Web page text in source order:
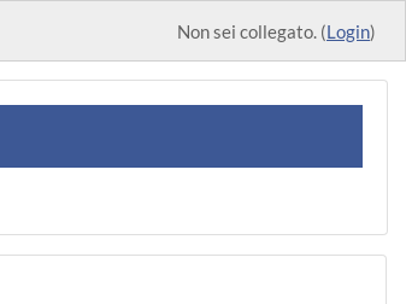
Non sei collegato. (Login)